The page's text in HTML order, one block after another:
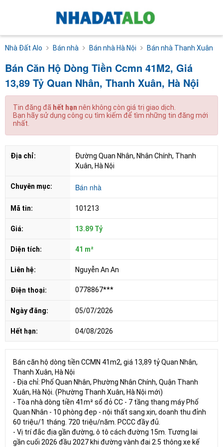
Nhà Đất Alo Bán nhà Bán nhà Hà Nội Bán nhà Thanh Xuân
Bán Căn Hộ Dòng Tiền Ccmn 41M2, Giá
13,89 Tỷ Quan Nhân, Thanh Xuân, Hà Nội
Tin đăng đã hết hạn nên không còn giá trị giao dịch.
Bạn hãy sử dụng công cụ tìm kiếm để tìm những tin đăng mới
nhất.
Địa chỉ:
Đường Quan Nhân, Nhân Chính, Thanh
Xuân, Hà Nội
Chuyên mục: Bán nhà
Mã tin: 101213
Giá: 13.89 Tỷ
Diện tích: 41 m²
Liên hệ: Nguyễn An An
Điện thoại: 0778867***
Ngày đăng: 05/07/2026
Hết hạn: 04/08/2026
Bán căn hộ dòng tiền CCMN 41m2, giá 13,89 tỷ Quan Nhân,
Thanh Xuân, Hà Nội
- Địa chỉ: Phố Quan Nhân, Phường Nhân Chính, Quận Thanh
Xuân, Hà Nội. (Phường Thanh Xuân, Hà Nội mới)
- Tòa nhà dòng tiền 41m² sổ đỏ CC - 7 tầng thang máy Phố
Quan Nhân - 10 phòng đẹp - nội thất sang xịn, doanh thu đỉnh
60 triệu/1 tháng. 720 triệu/năm. PCCC đầy đủ.
- Vị trí đắc địa gần đường, ô tô cách đường 15m. Tương lai
gần cuối 2026 đầu 2027 khi đường vành đai 2.5 thông xe kế